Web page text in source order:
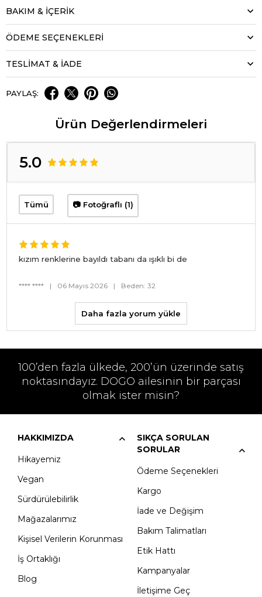
BAKIM & İÇERİK
ÖDEME SEÇENEKLERI
TESLİMAT & İADE
PAYLAŞ:
Ürün Değerlendirmeleri
5.0
Tümü 📷 Fotoğraflı (1)
kızım renklerine bayıldı tabanı da ışıklı bi de
**** **** | 06 Mayıs 2026 | Beden: 32
Daha fazla yorum yükle
100’den fazla ülkede, 200’ün üzerinde satış
noktasındayız. DOGO ailesinin bir parçası
olmak ister misin?
HAKKIMIZDA
Hikayemiz
Vegan
Sürdürülebilirlik
Mağazalarımız
Kişisel Verilerin Korunması
İş Ortaklığı
Blog
SIKÇA SORULAN
SORULAR
Ödeme Seçenekleri
Kargo
İade ve Değişim
Bakım Talimatları
Etik Hattı
Kampanyalar
İletişime Geç